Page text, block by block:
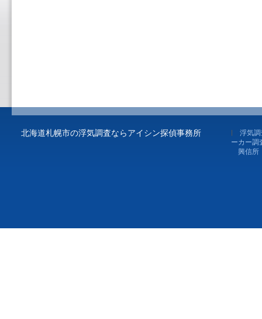
北海道札幌市の浮気調査ならアイシン探偵事務所
浮気
ーカー調
興信所